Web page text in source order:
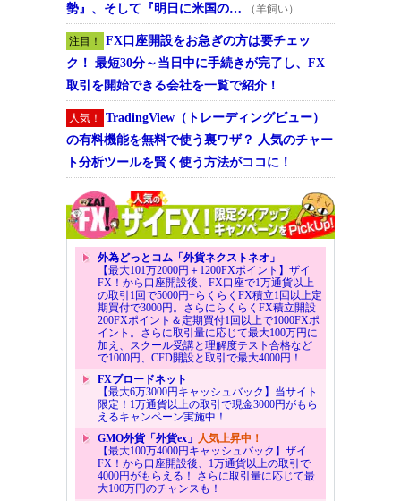
勢』、そして『明日に米国の… （羊飼い）
注目！
FX口座開設をお急ぎの方は要チェッ
ク！ 最短30分～当日中に手続きが完了し、FX
取引を開始できる会社を一覧で紹介！
人気！
TradingView（トレーディングビュー）
の有料機能を無料で使う裏ワザ？ 人気のチャー
ト分析ツールを賢く使う方法がココに！
外為どっとコム「外貨ネクストネオ」
【最大101万2000円＋1200FXポイント】ザイ
FX！から口座開設後、FX口座で1万通貨以上
の取引1回で5000円+らくらくFX積立1回以上定
期買付で3000円。さらにらくらくFX積立開設
200FXポイント＆定期買付1回以上で1000FXポ
イント。さらに取引量に応じて最大100万円に
加え、スクール受講と理解度テスト合格など
で1000円、CFD開設と取引で最大4000円！
FXブロードネット
【最大6万3000円キャッシュバック】当サイト
限定！1万通貨以上の取引で現金3000円がもら
えるキャンペーン実施中！
GMO外貨「外貨ex」 人気上昇中！
【最大100万4000円キャッシュバック】ザイ
FX！から口座開設後、1万通貨以上の取引で
4000円がもらえる！ さらに取引量に応じて最
大100万円のチャンスも！